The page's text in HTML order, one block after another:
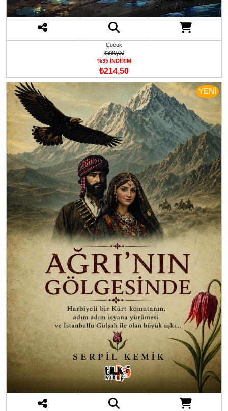
Çocuk
₺330,00
%35 İNDİRİM
₺214,50
YENİ